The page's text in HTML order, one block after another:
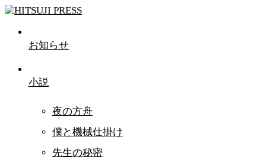
お知らせ
小説
夜の方舟
僕と機械仕掛け
先生の秘密